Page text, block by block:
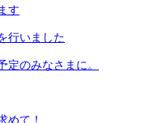
す
行いました
定のみなさまに。
めて！